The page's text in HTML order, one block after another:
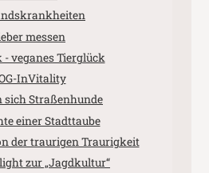
messen
veganes Tierglück
InVitality
sich Straßenhunde
einer Stadttaube
der traurigen Traurigkeit
zur „Jagdkultur“